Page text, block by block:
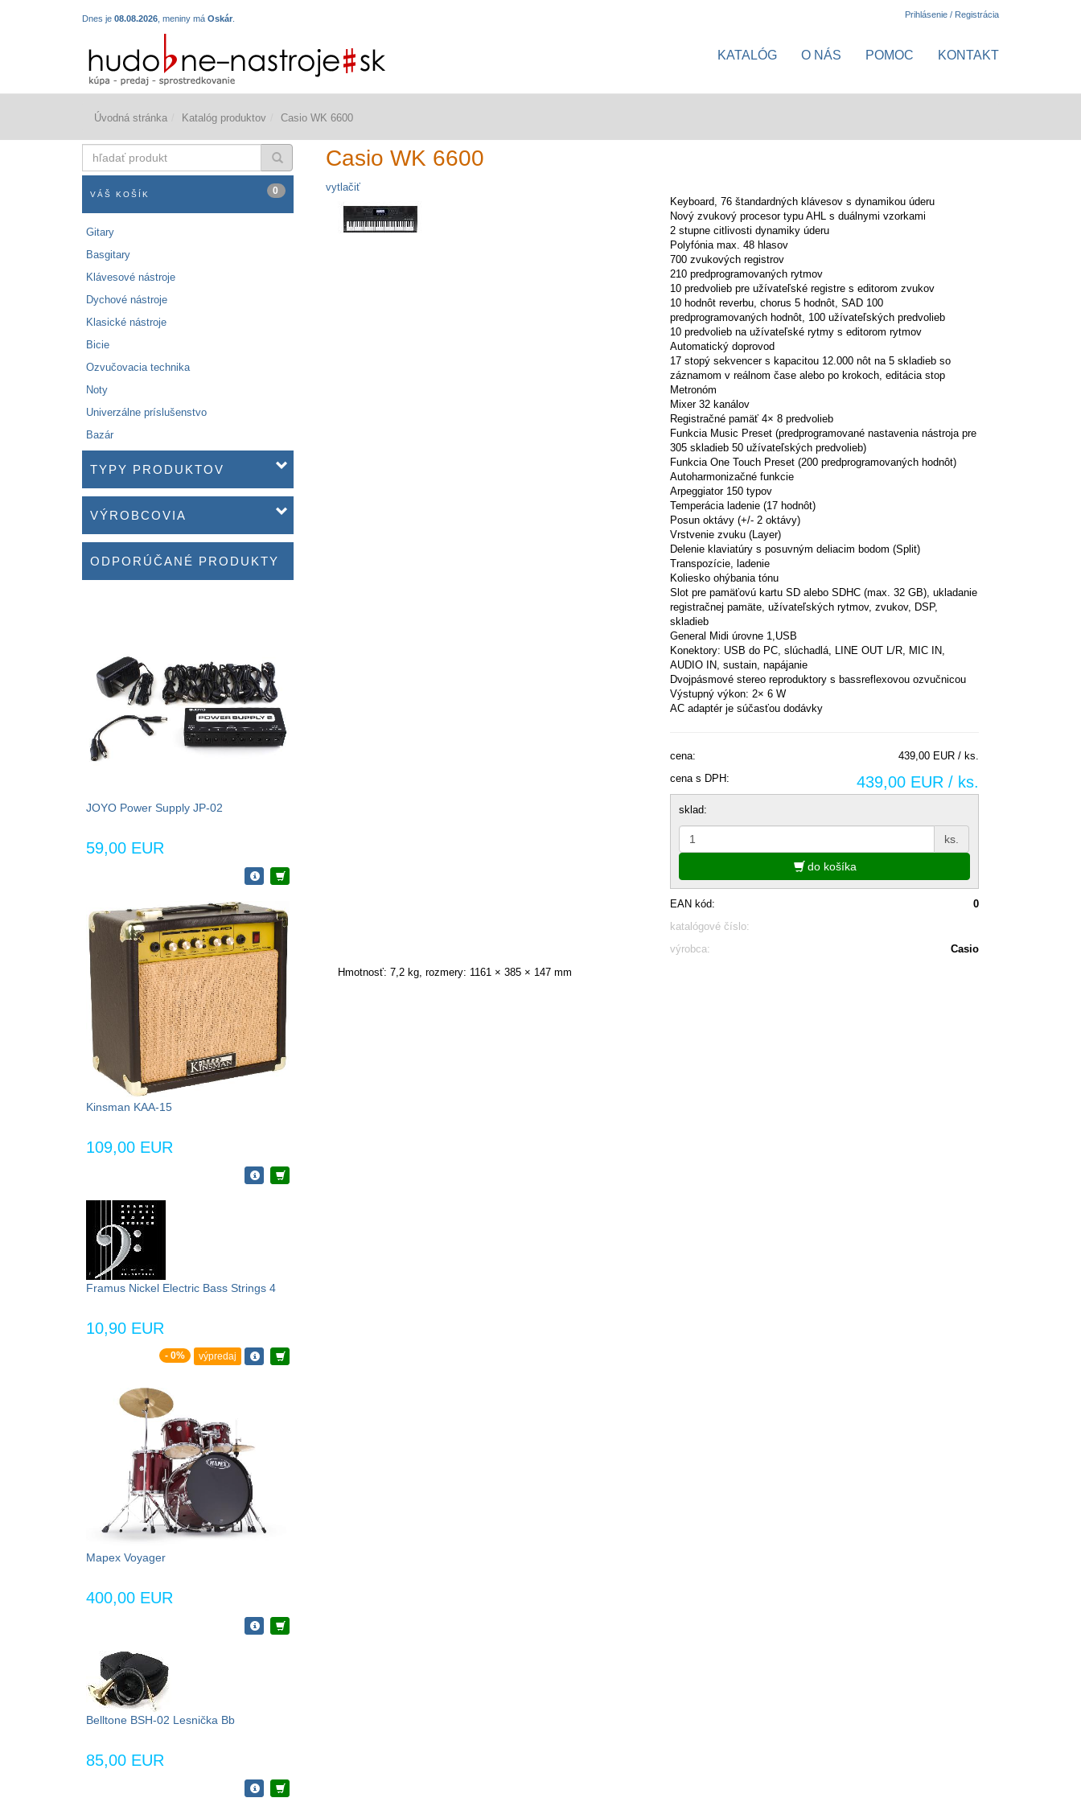
Dnes je 08.08.2026 , meniny má Oskár Prihlásenie / Registrácia
KATALÓG O NÁS POMOC KONTAKT
Úvodná stránka Katalóg produktov Casio WK 6600
produkt
VÁŠ KOŠÍK 0
Gitary
Basgitary
Klávesové nástroje
Dychové nástroje
Klasické nástroje
Bicie
Ozvučovacia technika
Noty
Univerzálne príslušenstvo
Bazár
TYPY PRODUKTOV
VÝROBCOVIA
ODPORÚČANÉ PRODUKTY
JOYO Power Supply JP-02
59,00 EUR
Kinsman KAA-15
109,00 EUR
Framus Nickel Electric Bass Strings 4
10,90 EUR
- 0% výpredaj
Mapex Voyager
400,00 EUR
Belltone BSH-02 Lesnička Bb
85,00 EUR
Casio WK 6600
vytlačiť
Keyboard, 76 štandardných klávesov s dynamikou úderu
Nový zvukový procesor typu AHL s duálnymi vzorkami
2 stupne citlivosti dynamiky úderu
Polyfónia max. 48 hlasov
700 zvukových registrov
210 predprogramovaných rytmov
10 predvolieb pre užívateľské registre s editorom zvukov
10 hodnôt reverbu, chorus 5 hodnôt, SAD 100
predprogramovaných hodnôt, 100 užívateľských predvolieb
10 predvolieb na užívateľské rytmy s editorom rytmov
Automatický doprovod
17 stopý sekvencer s kapacitou 12.000 nôt na 5 skladieb so
záznamom v reálnom čase alebo po krokoch, editácia stop
Metronóm
Mixer 32 kanálov
Registračné pamäť 4× 8 predvolieb
Funkcia Music Preset (predprogramované nastavenia nástroja pre
305 skladieb 50 užívateľských predvolieb)
Funkcia One Touch Preset (200 predprogra­movaných hodnôt)
Autoharmonizačné funkcie
Arpeggiator 150 typov
Temperácia ladenie (17 hodnôt)
Posun oktávy (+/- 2 oktávy)
Vrstvenie zvuku (Layer)
Delenie klaviatúry s posuvným deliacim bodom (Split)
Transpozície, ladenie
Koliesko ohýbania tónu
Slot pre pamäťovú kartu SD alebo SDHC (max. 32 GB), ukladanie
registračnej pamäte, užívateľských rytmov, zvukov, DSP,
skladieb
General Midi úrovne 1,USB
Konektory: USB do PC, slúchadlá, LINE OUT L/R, MIC IN,
AUDIO IN, sustain, napájanie
Dvojpásmové stereo reproduktory s bassreflexovou ozvučnicou
Výstupný výkon: 2× 6 W
AC adaptér je súčasťou dodávky
cena:
439,00 EUR / ks.
cena s DPH:
439,00 EUR / ks.
sklad:
ks.
do košíka
EAN kód:
0
katalógové číslo:
výrobca:
Casio
Hmotnosť: 7,2 kg, rozmery: 1161 × 385 × 147 mm